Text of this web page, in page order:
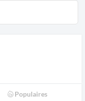
Populaires